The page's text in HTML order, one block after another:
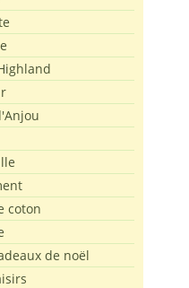
coton
de noël